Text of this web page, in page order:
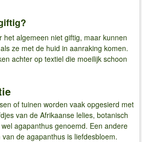
het algemeen niet giftig, maar kunnen
ze met de huid in aanraking komen.
achter op textiel die moeilijk schoon
of tuinen worden vaak opgesierd met
van de Afrikaanse lelies, botanisch
agapanthus genoemd. Een andere
de agapanthus is liefdesbloem.